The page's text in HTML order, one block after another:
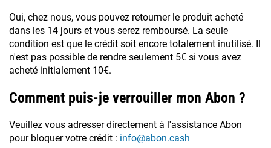
Oui, chez nous, vous pouvez retourner le produit acheté
dans les 14 jours et vous serez remboursé. La seule
condition est que le crédit soit encore totalement inutilisé. Il
n'est pas possible de rendre seulement 5€ si vous avez
acheté initialement 10€.
Comment puis-je verrouiller mon Abon ?
Veuillez vous adresser directement à l'assistance Abon
pour bloquer votre crédit : info@abon.cash